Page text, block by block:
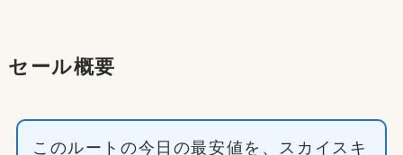
セール概要
このルートの今日の最安値を、スカイスキ